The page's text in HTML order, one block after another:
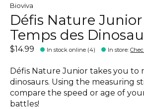
Bioviva
Défis Nature
Temps des
$14.99 In stock online (4) In store:
Défis Nature Junior takes you to
dinosaurs. Using the measuring
compare the speed or age of
battles!